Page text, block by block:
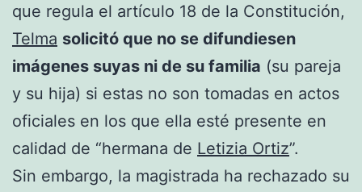
que regula el artículo 18 de la Constitución,
Telma solicitó que no se difundiesen
imágenes suyas ni de su familia (su pareja
y su hija) si estas no son tomadas en actos
oficiales en los que ella esté presente en
calidad de “hermana de Letizia Ortiz”.
Sin embargo, la magistrada ha rechazado su